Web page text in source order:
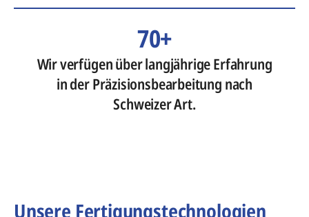
70+
Wir verfügen über langjährige Erfahrung
in der Präzisionsbearbeitung nach
Schweizer Art.
Unsere Fertigungstechnologien